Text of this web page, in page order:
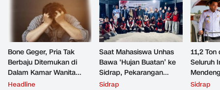
Bone Geger, Pria Tak
Berbaju Ditemukan di
Dalam Kamar Wanita
Bersuami
Headline
Saat Mahasiswa Unhas
Bawa ‘Hujan Buatan’ ke
Sidrap, Pekarangan
Warga Cipotakari Kini Tak
Sidrap
11,2
Seluruh
Sidrap